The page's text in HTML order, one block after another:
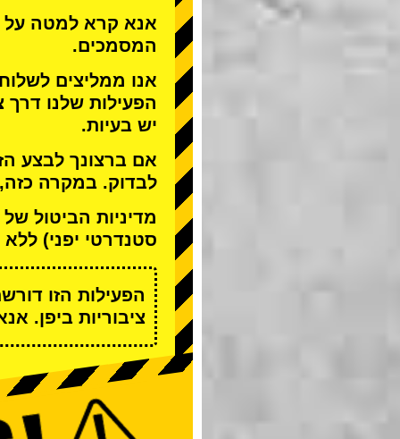
אנא קרא למטה על
המסמכים.
אנו ממליצים
הפעילות שלנו
יש בעיות.
אם ברצונך לבצע
לבדוק. במקרה
מדיניות הביטול של STREET KART מאפשרת לבטל רק
סטנדרטי יפני) ללא
הפעילות הזו
ציבוריות ביפן.